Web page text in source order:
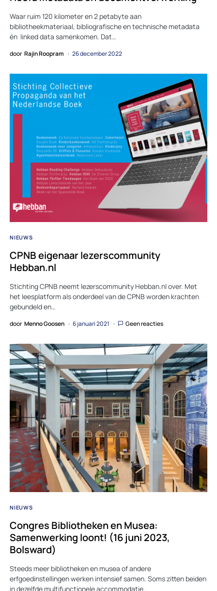
Waar ruim 120 kilometer en 2 petabyte aan
bibliotheekmateriaal, bibliografische en technische metadata
én linked data samenkomen. Dat…
door Rajin Roopram 26 december 2022
NIEUWS
CPNB eigenaar lezerscommunity
Hebban.nl
Stichting CPNB neemt lezerscommunity Hebban.nl over. Met
het leesplatform als onderdeel van de CPNB worden krachten
gebundeld en…
door Menno Goosen 6 januari 2021 Geen reacties
NIEUWS
Congres Bibliotheken en Musea:
Samenwerking loont! (16 juni 2023,
Bolsward)
Steeds meer bibliotheken en musea of andere
erfgoedinstellingen werken intensief samen. Soms zitten beiden
in dezelfde multifunctionele accommodatie…